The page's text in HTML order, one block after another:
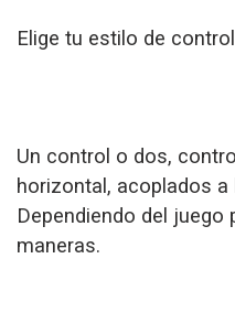
Elige tu estilo de control
Un control o dos,
horizontal, acoplados
Dependiendo del juego
maneras.